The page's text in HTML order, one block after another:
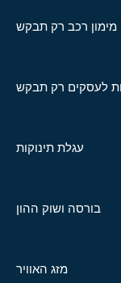
מימון רכב רק תבקש
לעסקים רק תבקש
עגלת תינוקות
בורסה ושוק ההון
מזג האוויר